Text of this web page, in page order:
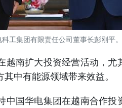
工集团有限责任公司董事长彭刚平。
越南扩大投资经营活动，尤
中有能源领域带来效益。
中国华电集团在越南合作投